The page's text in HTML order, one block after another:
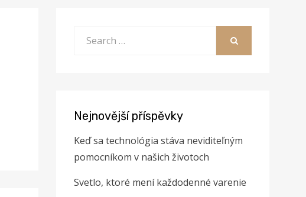
Nejnovější příspěvky
Keď sa technológia stáva neviditeľným
pomocníkom v našich životoch
Svetlo, ktoré mení každodenné varenie